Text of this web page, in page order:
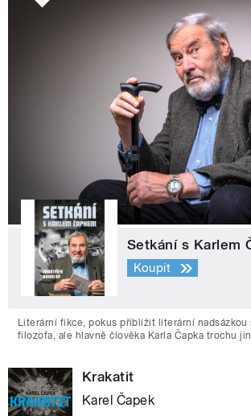
Setkání s Karlem
Koupit
Literární fikce, pokus přiblížit literární nadsázkou
filozofa, ale hlavně člověka Karla Čapka trochu
Krakatit
Karel Čapek